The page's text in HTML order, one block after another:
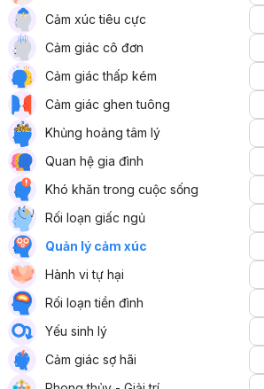
Cảm xúc tiêu cực
Cảm giác cô đơn
Cảm giác thấp kém
Cảm giác ghen tuông
Khủng hoảng tâm lý
Quan hệ gia đình
Khó khăn trong cuộc sống
Rối loạn giấc ngủ
Quản lý cảm xúc
Hành vi tự hại
Rối loạn tiền đình
Yếu sinh lý
Cảm giác sợ hãi